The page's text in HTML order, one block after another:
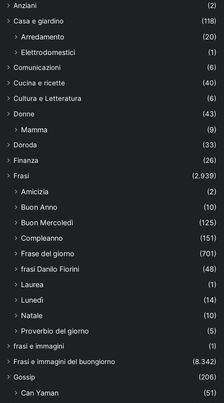
Anziani
(2)
Casa e giardino
(118)
Arredamento
(20)
Elettrodomestici
(1)
Comunicazioni
(6)
Cucina e ricette
(40)
Cultura e Letteratura
(6)
Donne
(43)
Mamma (9)
Doroda
(33)
Finanza
(26)
Frasi
(2.939)
Amicizia
(2)
Buon Anno
(10)
Buon Mercoledì
(125)
Compleanno
(151)
Frase del giorno
(701)
frasi Danilo Fiorini
(48)
Laurea
(1)
Lunedì
(14)
Natale
(10)
Proverbio del giorno
(5)
frasi e immagini
(1)
Frasi e immagini del buongiorno
(8.342)
Gossip
(206)
Can Yaman (51)